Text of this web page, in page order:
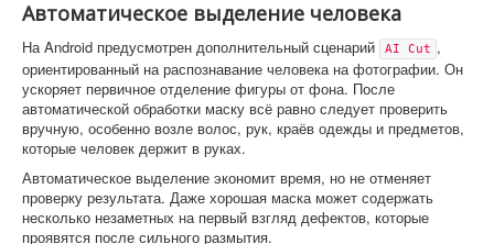
Автоматическое выделение человека
На Android предусмотрен дополнительный сценарий AI Cut ,
ориентированный на распознавание человека на фотографии. Он
ускоряет первичное отделение фигуры от фона. После
автоматической обработки маску всё равно следует проверить
вручную, особенно возле волос, рук, краёв одежды и предметов,
которые человек держит в руках.
Автоматическое выделение экономит время, но не отменяет
проверку результата. Даже хорошая маска может содержать
несколько незаметных на первый взгляд дефектов, которые
проявятся после сильного размытия.